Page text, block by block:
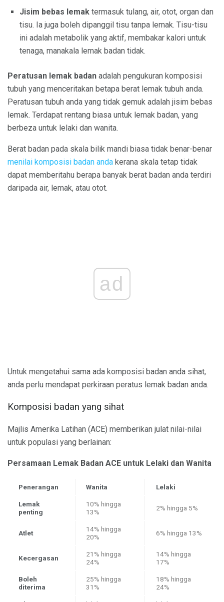
Jisim bebas lemak termasuk tulang, air, otot, organ dan
tisu. Ia juga boleh dipanggil tisu tanpa lemak. Tisu-tisu
ini adalah metabolik yang aktif, membakar kalori untuk
tenaga, manakala lemak badan tidak.
Peratusan lemak badan adalah pengukuran komposisi
tubuh yang menceritakan betapa berat lemak tubuh anda.
Peratusan tubuh anda yang tidak gemuk adalah jisim bebas
lemak. Terdapat rentang biasa untuk lemak badan, yang
berbeza untuk lelaki dan wanita.
Berat badan pada skala bilik mandi biasa tidak benar-benar
menilai komposisi badan anda kerana skala tetap tidak
dapat memberitahu berapa banyak berat badan anda terdiri
daripada air, lemak, atau otot.
ad
Untuk mengetahui sama ada komposisi badan anda sihat,
anda perlu mendapat perkiraan peratus lemak badan anda.
Komposisi badan yang sihat
Majlis Amerika Latihan (ACE) memberikan julat nilai-nilai
untuk populasi yang berlainan:
Persamaan Lemak Badan ACE untuk Lelaki dan Wanita
Penerangan Wanita Lelaki
Lemak
penting
10% hingga
13%
2% hingga 5%
Atlet
14% hingga
20%
6% hingga 13%
Kecergasan
21% hingga
24%
14% hingga
17%
Boleh
diterima
25% hingga
31%
18% hingga
24%